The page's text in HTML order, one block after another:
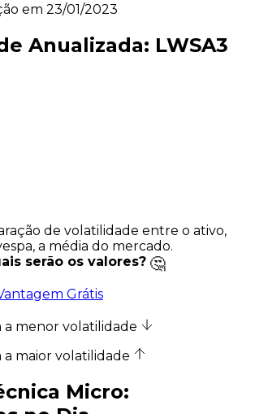
em 23/01/2023
Anualizada: LWSA3
de volatilidade entre o ativo,
a média do mercado.
serão os valores?
Grátis
a menor volatilidade
a maior volatilidade
Micro: